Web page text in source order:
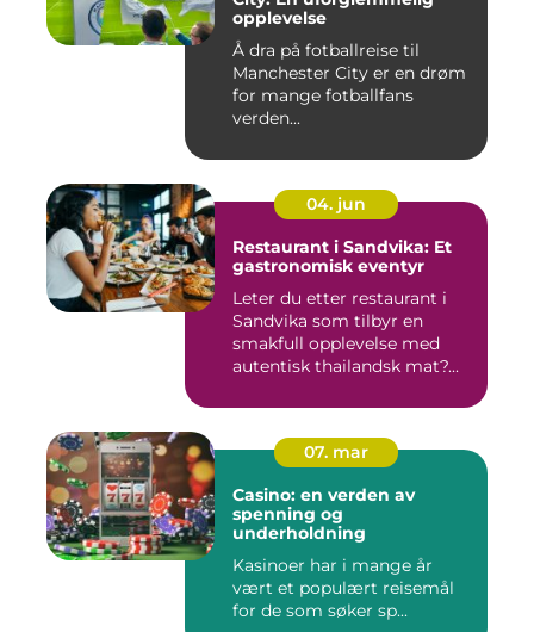
opplevelse
Å dra på fotballreise til
Manchester City er en drøm
for mange fotballfans
verden...
04. jun
Restaurant i Sandvika: Et
gastronomisk eventyr
Leter du etter restaurant i
Sandvika som tilbyr en
smakfull opplevelse med
autentisk thailandsk mat?...
07. mar
Casino: en verden av
spenning og
underholdning
Kasinoer har i mange år
vært et populært reisemål
for de som søker sp...